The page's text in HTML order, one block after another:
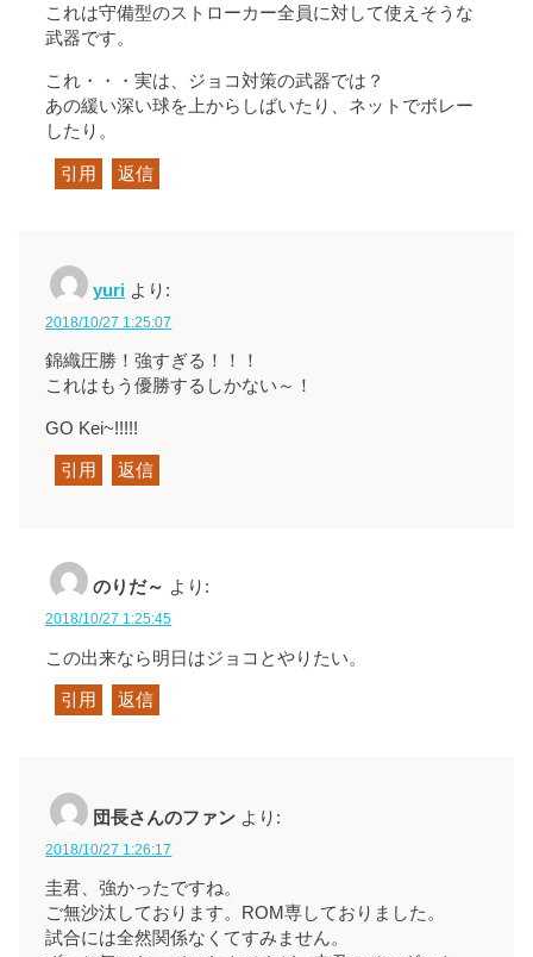
これは守備型のストローカー全員に対して使えそうな
武器です。
これ・・・実は、ジョコ対策の武器では？
あの緩い深い球を上からしばいたり、ネットでボレー
したり。
引用 返信
yuri より:
2018/10/27 1:25:07
錦織圧勝！強すぎる！！！
これはもう優勝するしかない～！
GO Kei~!!!!!
引用 返信
のりだ～ より:
2018/10/27 1:25:45
この出来なら明日はジョコとやりたい。
引用 返信
団長さんのファン より:
2018/10/27 1:26:17
圭君、強かったですね。
ご無沙汰しております。ROM専しておりました。
試合には全然関係なくてすみません。